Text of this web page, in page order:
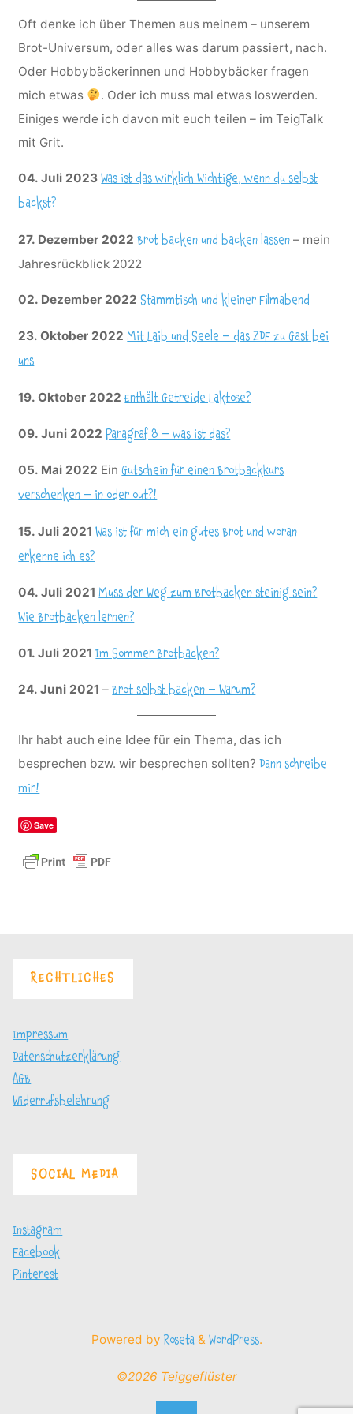
Oft denke ich über Themen aus meinem – unserem
Brot-Universum, oder alles was darum passiert, nach.
Oder Hobbybäckerinnen und Hobbybäcker fragen
mich etwas
. Oder ich muss mal etwas loswerden.
Einiges werde ich davon mit euch teilen – im TeigTalk
mit Grit.
04. Juli 2023Was ist das wirklich Wichtige, wenn du selbst
backst?
27. Dezember 2022Brot backen und backen lassen – mein
Jahresrückblick 2022
02. Dezember 2022 Stammtisch und kleiner Filmabend
23. Oktober 2022 Mit Laib und Seele – das ZDF zu Gast bei
uns
19. Oktober 2022 Enthält Getreide Laktose?
09. Juni 2022 Paragraf 8 – was ist das?
05. Mai 2022 Ein Gutschein für einen Brotbackkurs
verschenken – in oder out?!
15. Juli 2021 Was ist für mich ein gutes Brot und woran
erkenne ich es?
04. Juli 2021 Muss der Weg zum Brotbacken steinig sein?
Wie Brotbacken lernen?
01. Juli 2021 Im Sommer Brotbacken?
24. Juni 2021 –Brot selbst backen – Warum?
Ihr habt auch eine Idee für ein Thema, das ich
besprechen bzw. wir besprechen sollten?Dann schreibe
mir!
Save
RECHTLICHES
Impressum
Datenschutzerklärung
AGB
Widerrufsbelehrung
SOCIAL MEDIA
Instagram
Facebook
Pinterest
Powered by Roseta& WordPress.
©2026 Teiggeflüster